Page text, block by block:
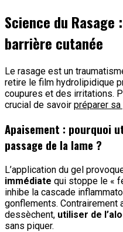
Science du
barrière cutanée
Le rasage est un
retire le film hydrolipidique
coupures et des irritations.
crucial de savoir préparer sa
Apaisement : pourquoi
passage de la lame ?
L’application du gel
immédiate qui stoppe le «
inhibe la cascade
gonflements.
dessèchent, utiliser de
sans piquer.